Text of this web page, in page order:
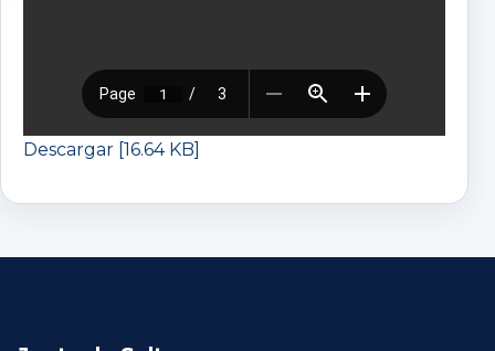
Descargar [16.64 KB]